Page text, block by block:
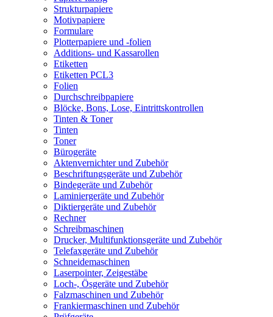
Strukturpapiere
Motivpapiere
Formulare
Plotterpapiere und -folien
Additions- und Kassarollen
Etiketten
Etiketten PCL3
Folien
Durchschreibpapiere
Blöcke, Bons, Lose, Eintrittskontrollen
Tinten & Toner
Tinten
Toner
Bürogeräte
Aktenvernichter und Zubehör
Beschriftungsgeräte und Zubehör
Bindegeräte und Zubehör
Laminiergeräte und Zubehör
Diktiergeräte und Zubehör
Rechner
Schreibmaschinen
Drucker, Multifunktionsgeräte und Zubehör
Telefaxgeräte und Zubehör
Schneidemaschinen
Laserpointer, Zeigestäbe
Loch-, Ösgeräte und Zubehör
Falzmaschinen und Zubehör
Frankiermaschinen und Zubehör